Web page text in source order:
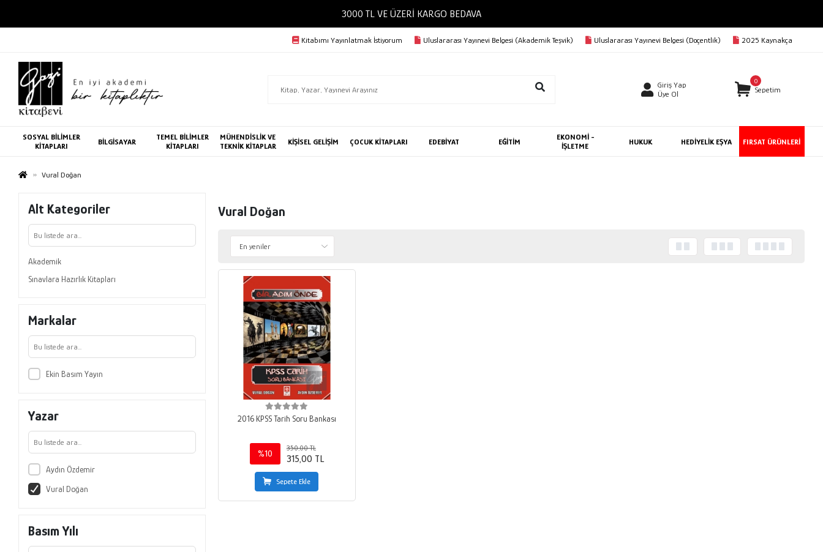
3000 TL VE ÜZERİ KARGO BEDAVA
Kitabımı Yayınlatmak İstiyorum Uluslararası Yayınevi Belgesi (Akademik Teşvik) Uluslararası Yayınevi Belgesi (Doçentlik) 2025 Kaynakça
Giriş Yap
Üye Ol
0
Sepetim
SOSYAL BİLİMLER
KİTAPLARI
BİLGİSAYAR
TEMEL BİLİMLER
KİTAPLARI
MÜHENDİSLİK VE
TEKNİK KİTAPLAR
KİŞİSEL GELİŞİM ÇOCUK KİTAPLARI EDEBİYAT EĞİTİM
EKONOMİ -
İŞLETME
HUKUK HEDİYELİK EŞYA FIRSAT ÜRÜNLERİ
Vural Doğan
Alt Kategoriler
Akademik
Sınavlara Hazırlık Kitapları
Markalar
Ekin Basım Yayın
Yazar
Aydın Özdemir
Vural Doğan
Basım Yılı
Vural Doğan
2016 KPSS Tarih Soru Bankası
%10
350,00 TL
315,00 TL
Sepete Ekle